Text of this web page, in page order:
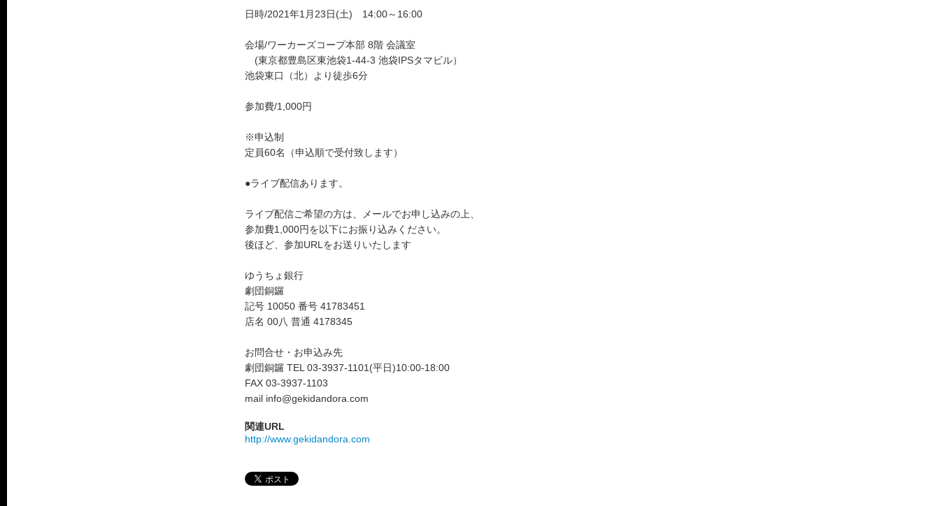
日時/2021年1月23日(土) 14:00～16:00
会場/ワーカーズコープ本部 8階 会議室
(東京都豊島区東池袋1-44-3 池袋IPSタマビル）
池袋東口（北）より徒歩6分
参加費/1,000円
※申込制
定員60名（申込順で受付致します）
●ライブ配信あります。
ライブ配信ご希望の方は、メールでお申し込みの上、
参加費1,000円を以下にお振り込みください。
後ほど、参加URLをお送りいたします
ゆうちょ銀行
劇団銅鑼
記号 10050 番号 41783451
店名 00八 普通 4178345
お問合せ・お申込み先
劇団銅鑼 TEL 03-3937-1101(平日)10:00-18:00
FAX 03-3937-1103
mail info@gekidandora.com
関連URL
http://www.gekidandora.com